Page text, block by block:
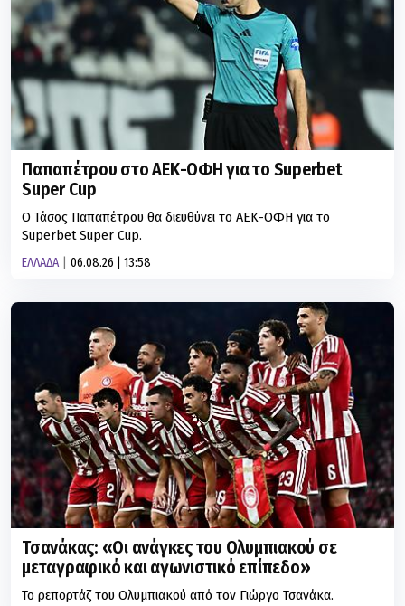
Παπαπέτρου στο ΑΕΚ-ΟΦΗ για το Superbet
Super Cup
Ο Τάσος Παπαπέτρου θα διευθύνει το ΑΕΚ-ΟΦΗ για το
Superbet Super Cup.
ΕΛΛΑΔΑ 06.08.26 | 13:58
Τσανάκας: «Οι ανάγκες του Ολυμπιακού σε
μεταγραφικό και αγωνιστικό επίπεδο»
Το ρεπορτάζ του Ολυμπιακού από τον Γιώργο Τσανάκα.